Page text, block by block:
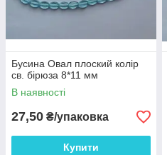
Бусина Овал плоский колір
св. бірюза 8*11 мм
В наявності
27,50 ₴/упаковка
Купити